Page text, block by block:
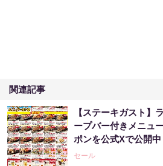
関連記事
【ステーキガスト】
ープバー付きメニュ
ポンを公式Xで公開中
セール